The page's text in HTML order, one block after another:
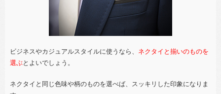
ビジネスやカジュアルスタイルに使うなら、 ネクタイと揃いのものを
選ぶとよいでしょう。
ネクタイと同じ色味や柄のものを選べば、スッキリした印象になりま